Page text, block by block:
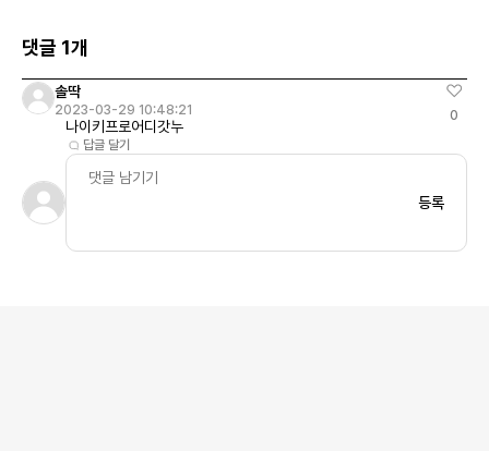
댓글 1개
솔딱
2023-03-29 10:48:21
나이키프로어디갓누
답글 달기
0
등록